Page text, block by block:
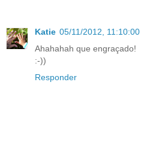
Katie 05/11/2012, 11:10:00
Ahahahah que engraçado!
:-))
Responder